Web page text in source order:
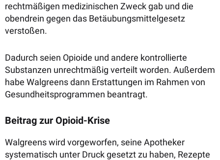
rechtmäßigen medizinischen Zweck gab und die
obendrein gegen das Betäubungsmittelgesetz
verstoßen.
Dadurch seien Opioide und andere kontrollierte
Substanzen unrechtmäßig verteilt worden. Außerdem
habe Walgreens dann Erstattungen im Rahmen von
Gesundheitsprogrammen beantragt.
Beitrag zur Opioid-Krise
Walgreens wird vorgeworfen, seine Apotheker
systematisch unter Druck gesetzt zu haben, Rezepte